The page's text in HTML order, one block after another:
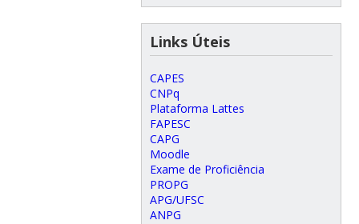
Links Úteis
CAPES
CNPq
Plataforma Lattes
FAPESC
CAPG
Moodle
Exame de Proficiência
PROPG
APG/UFSC
ANPG